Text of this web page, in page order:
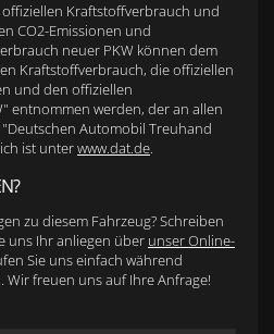
Kraftstoffverbrauch und
CO2-Emissionen und
neuer PKW können dem
Kraftstoffverbrauch, die offiziellen
und den offiziellen
entnommen werden, der an allen
Automobil Treuhand
ist unterwww.dat.de.
zu diesem Fahrzeug? Schreiben
uns Ihr anliegen über unser Online-
Sie uns einfach während
Wir freuen uns auf Ihre Anfrage!